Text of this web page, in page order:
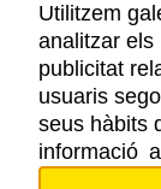
Utilitzem
analitzar els
publicitat
usuaris
seus hàbits
informació